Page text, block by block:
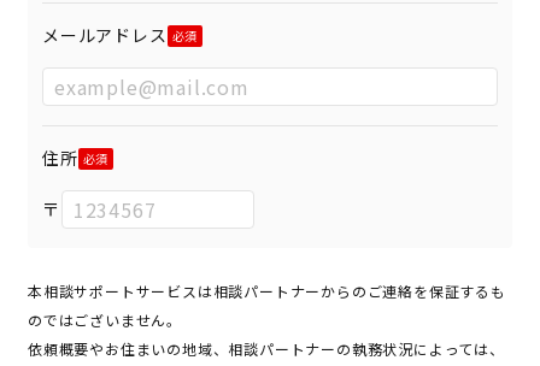
メールアドレス
住所
〒
本相談サポートサービスは相談パートナーからのご連絡を保証するも
のではございません。
依頼概要やお住まいの地域、相談パートナーの執務状況によっては、